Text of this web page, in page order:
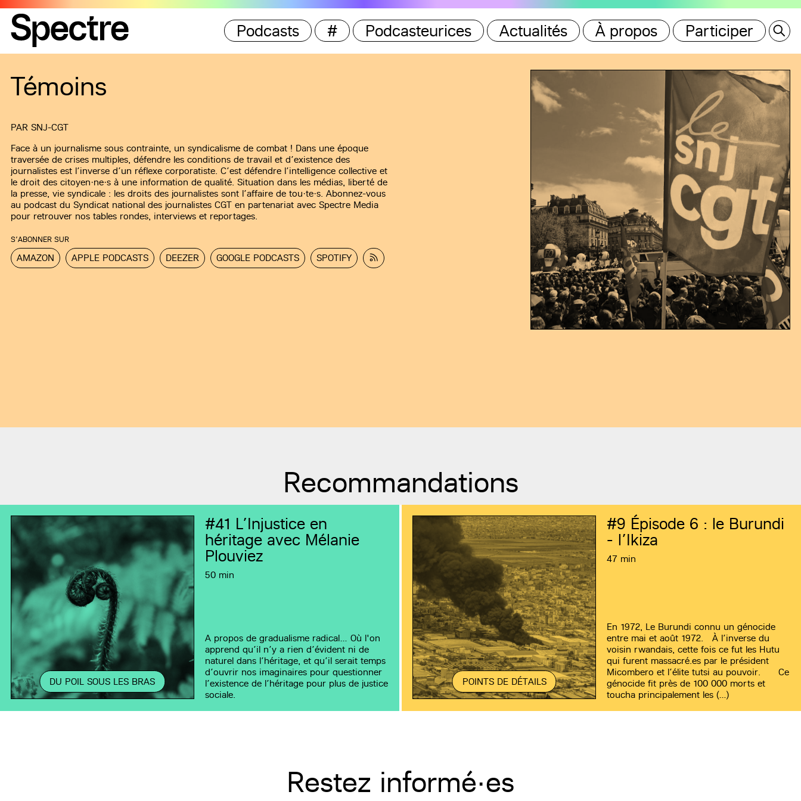
Podcasts # Podcasteurices Actualités À propos Participer
Témoins
PARSNJ-CGT
Face à un journalisme sous contrainte, un syndicalisme de combat ! Dans une époque
traversée de crises multiples, défendre les conditions de travail et d’existence des
journalistes est l’inverse d’un réflexe corporatiste. C’est défendre l’intelligence collective et
le droit des citoyen·ne·s à une information de qualité. Situation dans les médias, liberté de
la presse, vie syndicale : les droits des journalistes sont l’affaire de tou·te·s. Abonnez-vous
au podcast du Syndicat national des journalistes CGT en partenariat avec Spectre Media
pour retrouver nos tables rondes, interviews et reportages.
S’ABONNER SUR
AMAZON APPLE PODCASTS DEEZER GOOGLE PODCASTS SPOTIFY
Recommandations
DU POIL SOUS LES BRAS
#41 L’Injustice en
héritage avec Mélanie
Plouviez
50 min
A propos de gradualisme radical… Où l'on
apprend qu’il n’y a rien d’évident ni de
naturel dans l’héritage, et qu’il serait temps
d’ouvrir nos imaginaires pour questionner
l’existence de l’héritage pour plus de justice
sociale.
POINTS DE DÉTAILS
#9 Épisode 6 : le Burundi
- l’Ikiza
47 min
En 1972, Le Burundi connu un génocide
entre mai et août 1972. À l’inverse du
voisin rwandais, cette fois ce fut les Hutu
qui furent massacré.es par le président
Micombero et l’élite tutsi au pouvoir. Ce
génocide fit près de 100 000 morts et
toucha principalement les (…)
Restez informé·es